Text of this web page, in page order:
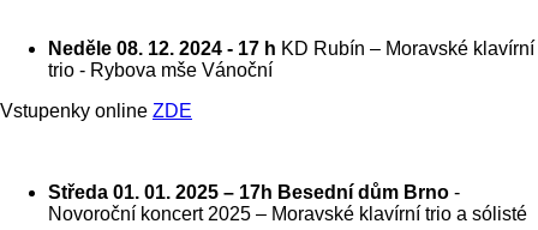
Neděle 08. 12. 2024 - 17 h KD Rubín – Moravské klavírní
trio - Rybova mše Vánoční
Vstupenky online ZDE
Středa 01. 01. 2025 – 17h Besední dům Brno -
Novoroční koncert 2025 – Moravské klavírní trio a sólisté